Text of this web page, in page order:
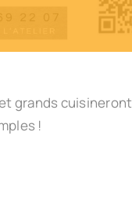
grands cuisineront
!